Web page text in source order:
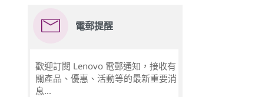
電郵提醒
歡迎訂閱 Lenovo 電郵通知，接收有
關產品、優惠、活動等的最新重要消
息...